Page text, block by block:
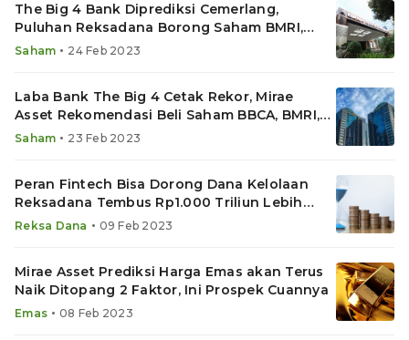
The Big 4 Bank Diprediksi Cemerlang,
Puluhan Reksadana Borong Saham BMRI,
BBRI, BBNI dan BBCA
Saham • 24 Feb 2023
Laba Bank The Big 4 Cetak Rekor, Mirae
Asset Rekomendasi Beli Saham BBCA, BMRI,
BBRI dan BBNI
Saham • 23 Feb 2023
Peran Fintech Bisa Dorong Dana Kelolaan
Reksadana Tembus Rp1.000 Triliun Lebih
Cepat
Reksa Dana • 09 Feb 2023
Mirae Asset Prediksi Harga Emas akan Terus
Naik Ditopang 2 Faktor, Ini Prospek Cuannya
Emas • 08 Feb 2023